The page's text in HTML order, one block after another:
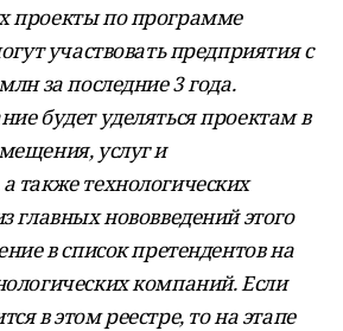
проекты по программе
участвовать предприятия с
за последние 3 года.
будет уделяться проектам в
услуг и
также технологических
главных нововведений этого
в список претендентов на
компаний. Если
в этом реестре, то на этапе